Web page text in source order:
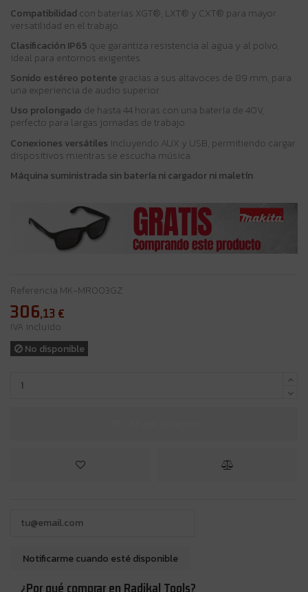
Compatibilidad con baterías XGT®, LXT® y CXT® para mayor
versatilidad en el trabajo.
Clasificación IP65 que garantiza resistencia al agua y al polvo,
ideal para entornos exigentes.
Sonido estéreo potente gracias a sus altavoces de 89 mm, para
una experiencia de audio superior.
Uso prolongado de hasta 44 horas con una batería de 40V,
perfecto para largas jornadas de trabajo.
Conexiones versátiles incluyendo AUX y USB, permitiendo cargar
dispositivos mientras se escucha música.
Máquina suministrada sin batería ni cargador ni maletín
Referencia MK-MR003GZ
306,13 €
IVA incluido
No disponible
¿Por qué comprar en Radikal Tools?